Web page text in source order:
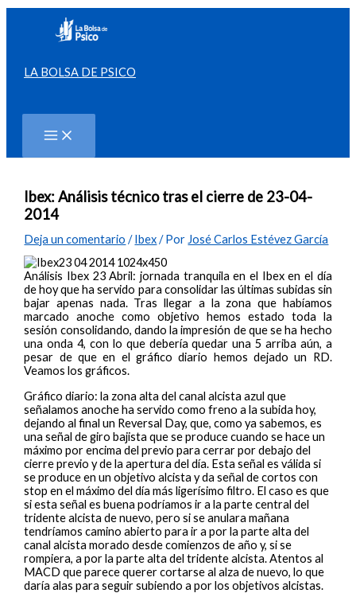
contenido
LA BOLSA DE PSICO
Ibex: Análisis técnico tras el cierre de 23-04-
2014
Deja un comentario /Ibex/ Por José Carlos Estévez García
Análisis Ibex 23 Abril: jornada tranquila en el Ibex en el día
de hoy que ha servido para consolidar las últimas subidas sin
bajar apenas nada. Tras llegar a la zona que habíamos
marcado anoche como objetivo hemos estado toda la
sesión consolidando, dando la impresión de que se ha hecho
una onda 4, con lo que debería quedar una 5 arriba aún, a
pesar de que en el gráfico diario hemos dejado un RD.
Veamos los gráficos.
Gráfico diario: la zona alta del canal alcista azul que
señalamos anoche ha servido como freno a la subida hoy,
dejando al final un Reversal Day, que, como ya sabemos, es
una señal de giro bajista que se produce cuando se hace un
máximo por encima del previo para cerrar por debajo del
cierre previo y de la apertura del día. Esta señal es válida si
se produce en un objetivo alcista y da señal de cortos con
stop en el máximo del día más ligerísimo filtro. El caso es que
si esta señal es buena podríamos ir a la parte central del
tridente alcista de nuevo, pero si se anulara mañana
tendríamos camino abierto para ir a por la parte alta del
canal alcista morado desde comienzos de año y, si se
rompiera, a por la parte alta del tridente alcista. Atentos al
MACD que parece querer cortarse al alza de nuevo, lo que
daría alas para seguir subiendo a por los objetivos alcistas.